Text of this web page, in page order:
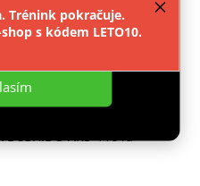
Trénink pokračuje.
s kódem LETO10.
ARS-1164a